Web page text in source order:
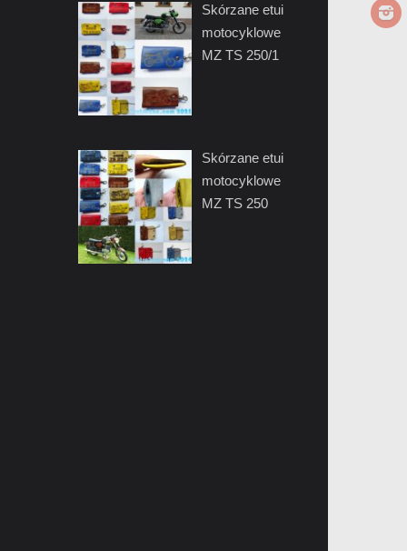
Skórzane etui
motocyklowe
MZ TS 250/1
Skórzane etui
motocyklowe
MZ TS 250